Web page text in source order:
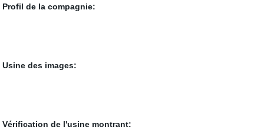
Profil de la compagnie:
Usine des images:
Vérification de l'usine montrant: